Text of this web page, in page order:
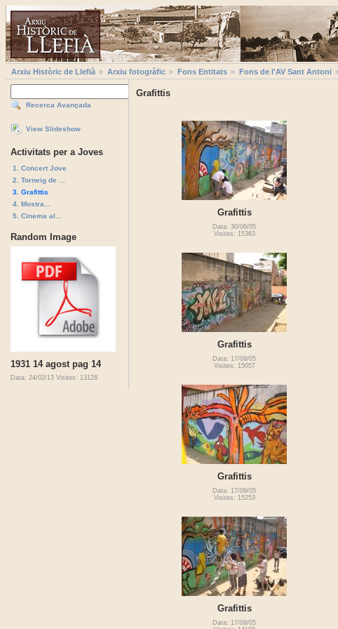
Arxiu Històric de Llefià Arxiu fotogràfic Fons Entitats Fons de l'AV Sant Antoni
Recerca Avançada
View Slideshow
Activitats per a Joves
1. Concert Jove
2. Torneig de ...
3. Grafittis
4. Mostra...
5. Cinema al...
Random Image
1931 14 agost pag 14
Data: 24/02/13 Visites: 13128
Grafittis
Grafittis
Data: 30/06/05
Visites: 15363
Grafittis
Data: 17/09/05
Visites: 15057
Grafittis
Data: 17/09/05
Visites: 15253
Grafittis
Data: 17/09/05